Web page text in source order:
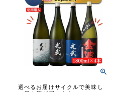
選べるお届けサイクルで美味し